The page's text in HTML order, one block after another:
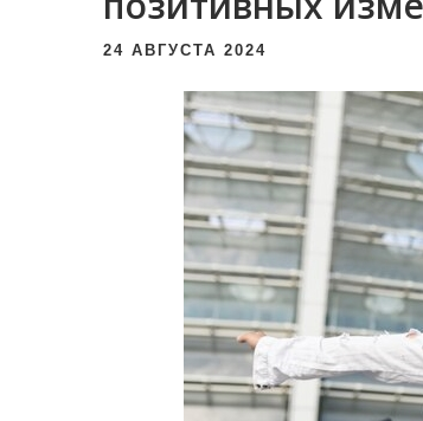
24 АВГУСТА 2024